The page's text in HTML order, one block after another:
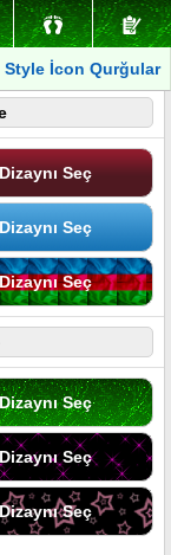
Style İcon Qurğular
Seç
Seç
Seç
Seç
Seç
Seç